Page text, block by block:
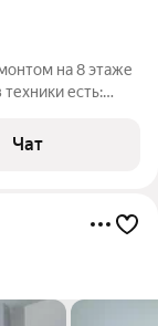
на 8 этаже
есть:
2 лифта
Чат